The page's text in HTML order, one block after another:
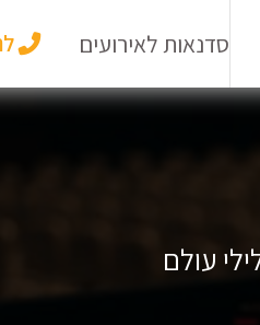
סדנאות לאירועים